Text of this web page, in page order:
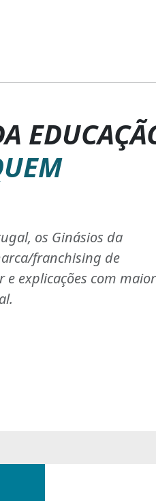
os Ginásios da
franchising de
e explicações com maior